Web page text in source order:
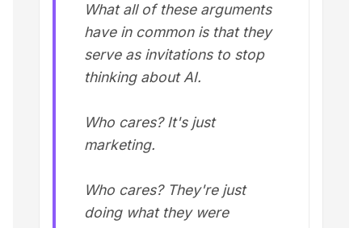
What all of these arguments
have in common is that they
serve as invitations to stop
thinking about AI.
Who cares? It's just
marketing.
Who cares? They're just
doing what they were